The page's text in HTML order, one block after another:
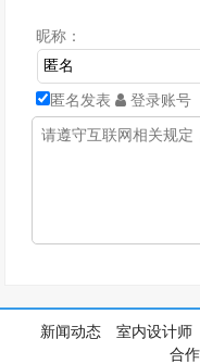
昵称：
匿名发表 登录账号
新闻动态 室内设计师
合